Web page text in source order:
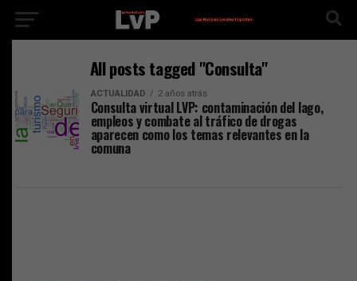
All posts tagged "Consulta"
ACTUALIDAD 2 años atrás
Consulta virtual LVP: contaminación del lago,
empleos y combate al tráfico de drogas
aparecen como los temas relevantes en la
comuna